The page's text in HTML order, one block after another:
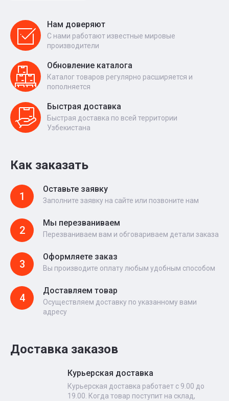
Нам доверяют
С нами работают известные мировые
производители
Обновление каталога
Каталог товаров регулярно расширяется и
пополняется
Быстрая доставка
Быстрая доставка по всей территории
Узбекистана
Как заказать
1
Оставьте заявку
Заполните заявку на сайте или позвоните нам
2
Мы перезваниваем
Перезваниваем вам и обговариваем детали заказа
3
Оформляете заказ
Вы производите оплату любым удобным способом
4
Доставляем товар
Осуществляем доставку по указанному вами
адресу
Доставка заказов
Курьерская доставка
Курьерская доставка работает с 9.00 до
19.00. Когда товар поступит на склад,